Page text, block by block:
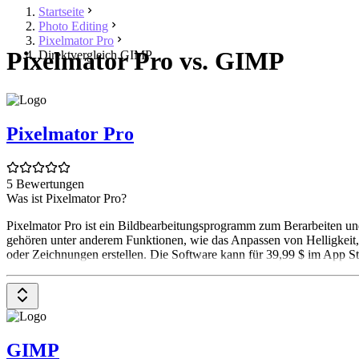
Startseite
Photo Editing
Pixelmator Pro
Direktvergleich GIMP
Pixelmator Pro vs. GIMP
Pixelmator Pro
5 Bewertungen
Was ist Pixelmator Pro?
Pixelmator Pro ist ein Bildbearbeitungsprogramm zum Berarbeiten
gehören unter anderem Funktionen, wie das Anpassen von
oder Zeichnungen erstellen. Die Software kann für 39,99 $ im App
GIMP